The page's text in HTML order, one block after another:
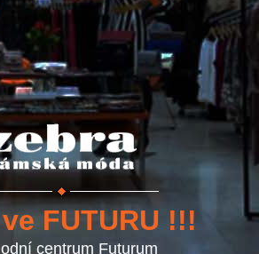
FUTURU !!!
centrum Futurum